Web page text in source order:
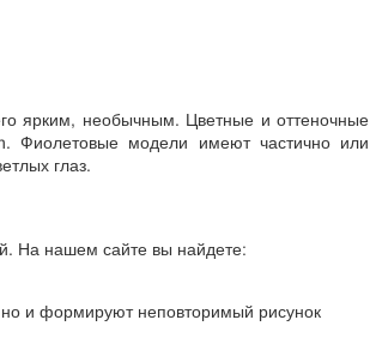
ярким, необычным. Цветные и оттеночные
Фиолетовые модели имеют частично или
глаз.
На нашем сайте вы найдете:
но и формируют неповторимый рисунок